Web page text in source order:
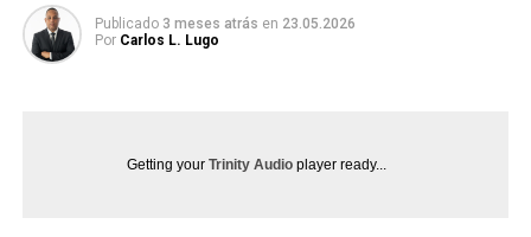
Publicado 3 meses atrás en 23.05.2026
Por Carlos L. Lugo
Getting your Trinity Audioplayer ready...